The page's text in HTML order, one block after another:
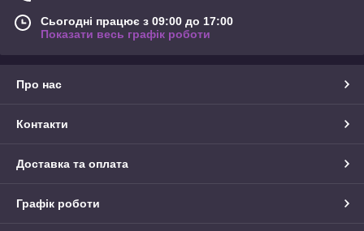
Сьогодні працює з 09:00 до 17:00
Показати весь графік роботи
Про нас
Контакти
Доставка та оплата
Графік роботи